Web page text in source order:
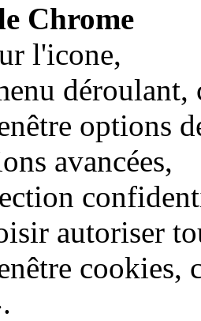
Chrome
l'icone,
options
avancées,
autoriser